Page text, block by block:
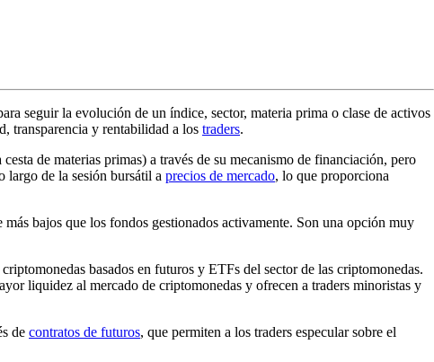
seguir la evolución de un índice, sector, materia prima o clase de activos
transparencia y rentabilidad a los traders.
de materias primas) a través de su mecanismo de financiación, pero
largo de la sesión bursátil a precios de mercado, lo que proporciona
bajos que los fondos gestionados activamente. Son una opción muy
basados en futuros y ETFs del sector de las criptomonedas.
liquidez al mercado de criptomonedas y ofrecen a traders minoristas y
de contratos de futuros, que permiten a los traders especular sobre el